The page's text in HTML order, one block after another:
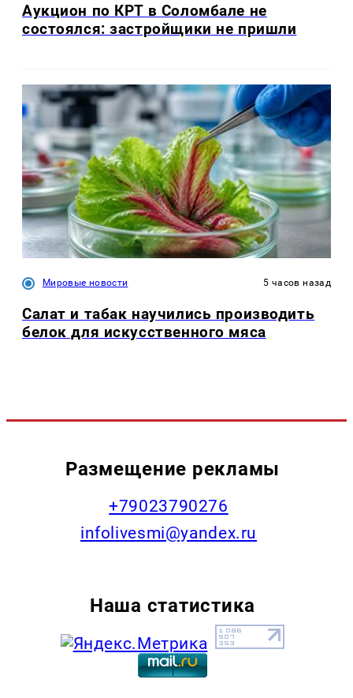
Аукцион по КРТ в Соломбале не
состоялся: застройщики не пришли
Мировые новости 5 часов назад
Салат и табак научились производить
белок для искусственного мяса
Размещение рекламы
+79023790276
infolivesmi@yandex.ru
Наша статистика